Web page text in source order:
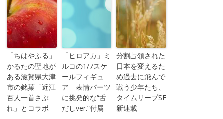
「ちはやふる」
かるたの聖地が
ある滋賀県大津
市の銘菓「近江
百人一首さぶ
れ」とコラボ
「ヒロアカ」ミ
ルコの1/7スケ
ールフィギュ
ア 表情パーツ
に挑発的な“舌
だしver.”付属
分割占領された
日本を変えるた
め過去に飛んで
戦う少年たち、
タイムリープSF
新連載